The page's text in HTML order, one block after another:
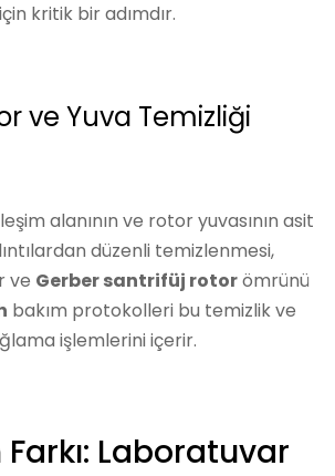
için kritik bir adımdır.
ve Yuva Temizliği
alanının ve rotor yuvasının asit
düzenli temizlenmesi,
ve Gerber santrifüj rotorömrünü
bakım protokolleri bu temizlik ve
işlemlerini içerir.
Farkı: Laboratuvar